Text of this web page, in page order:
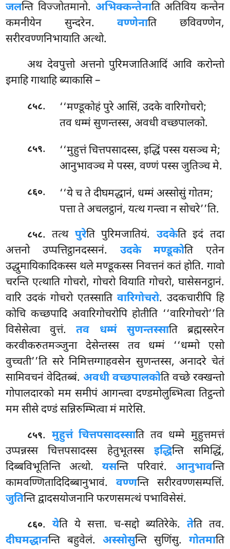
जलन्ति विज्जोतमानो. अभिक्कन्तेनाति अतिविय कन्तेन
कमनीयेन सुन्दरेन.वण्णेनाति छविवण्णेन,
सरीरवण्णनिभायाति अत्थो.
अथ देवपुत्तो अत्तनो पुरिमजातिआदिं आवि करोन्तो
इमाहि गाथाहि ब्याकासि –
८५८.
‘‘मण्डूकोहं पुरे आसिं, उदके वारिगोचरो;
तव धम्मं सुणन्तस्स, अवधी वच्छपालको.
८५९.
‘‘मुहुत्तं चित्तपसादस्स, इद्धिं पस्स यसञ्च मे;
आनुभावञ्च मे पस्स, वण्णं पस्स जुतिञ्च मे.
८६०.
‘‘ये च ते दीघमद्धानं, धम्मं अस्सोसुं गोतम;
पत्ता ते अचलट्ठानं, यत्थ गन्त्वा न सोचरे’’ति.
८५८. तत्थ पुरेति पुरिमजातियं. उदकेति इदं तदा
अत्तनो उप्पत्तिट्ठानदस्सनं. उदके मण्डूकोति एतेन
उद्धुमायिकादिकस्स थलेमण्डूकस्स निवत्तनं कतं होति. गावो
चरन्ति एत्थाति गोचरो, गोचरो वियाति गोचरो, घासेसनट्ठानं.
वारि उदकं गोचरो एतस्साति वारिगोचरो. उदकचारीपि हि
कोचि कच्छपादि अवारिगोचरोपि होतीति ‘‘वारिगोचरो’’ति
विसेसेत्वा वुत्तं.तव धम्मं सुणन्तस्साति ब्रह्मस्सरेन
करवीकरुतमञ्जुना देसेन्तस्स तव धम्मं ‘‘धम्मो एसो
वुच्चती’’ति सरे निमित्तग्गाहवसेन सुणन्तस्स, अनादरे चेतं
सामिवचनं वेदितब्बं.अवधी वच्छपालकोति वच्छे रक्खन्तो
गोपालदारको मम समीपं आगन्त्वा दण्डमोलुब्भित्वा तिट्ठन्तो
मम सीसे दण्डं सन्निरुम्भित्वा मं मारेसि.
८५९. मुहुत्तं चित्तपसादस्साति तव धम्मे मुहुत्तमत्तं
उप्पन्नस्स चित्तपसादस्स हेतुभूतस्स इद्धिन्ति समिद्धिं,
दिब्बविभूतिन्ति अत्थो. यसन्ति परिवारं. आनुभावन्ति
कामवण्णितादिदिब्बानुभावं. वण्णन्ति सरीरवण्णसम्पत्तिं.
जुतिन्ति द्वादसयोजनानि फरणसमत्थं पभाविसेसं.
८६०. येति ये सत्ता. च-सद्दो ब्यतिरेके. तेति तव.
दीघमद्धानन्ति बहुवेलं. अस्सोसुन्ति सुणिंसु. गोतमाति